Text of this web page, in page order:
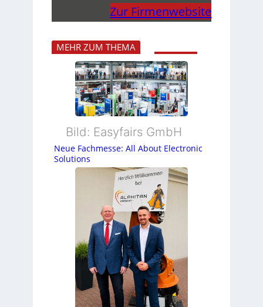
Zur Firmenwebsite
MEHR ZUM THEMA
Bild: Easyfairs GmbH
Neue Fachmesse: All About Electronic
Solutions